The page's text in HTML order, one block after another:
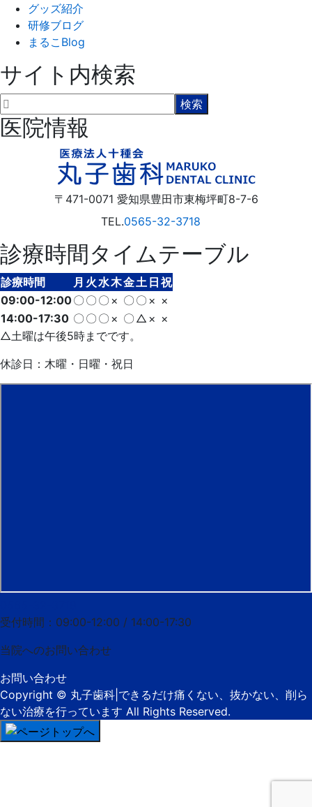
グッズ紹介
研修ブログ
まるこBlog
サイト内検索
医院情報
〒471-0071 愛知県豊田市東梅坪町8-7-6
TEL.0565-32-3718
診療時間タイムテーブル
診療時間 月 火水木金土 日 祝
09:00-12:00〇 〇 〇 × 〇 〇 × ×
14:00-17:30 〇 〇 〇 × 〇 △ × ×
△土曜は午後5時までです。
休診日：木曜・日曜・祝日
受付時間：09:00-12:00 / 14:00-17:30
当院へのお問い合わせ
お問い合わせ
Copyright © 丸子歯科|できるだけ痛くない、抜かない、削ら
ない治療を行っています All Rights Reserved.